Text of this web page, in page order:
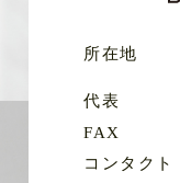
所在地
代表
FAX
コンタクト